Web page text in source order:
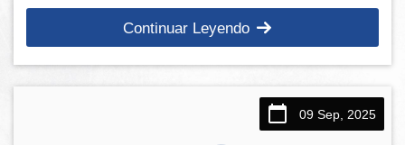
Continuar Leyendo
09 Sep, 2025